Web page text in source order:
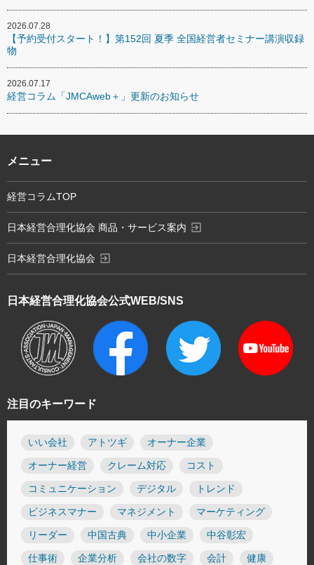
2026.07.28
【予約受付スタート！】第152回 夏季 全国経営者セミナー講演収録
物
2026.07.17
経営コラム「JMCAweb＋」更新のお知らせ
注目のキーワード
いい会社 アトツギ オーナー企業
オーナー経営 クレーム対応 コスト
コミュニケーション デジタル トレンド
ビジネスマナー マネジメント マーケティング
リーダー 中国古典 中小企業 中谷彰宏
仕事術 企業分析 会社の数字 会計 健康
日本経営合理化協会公式WEB/SNS
メニュー
経営コラムTOP
日本経営合理化協会 商品・サービス案内 exit_to_app
日本経営合理化協会 exit_to_app